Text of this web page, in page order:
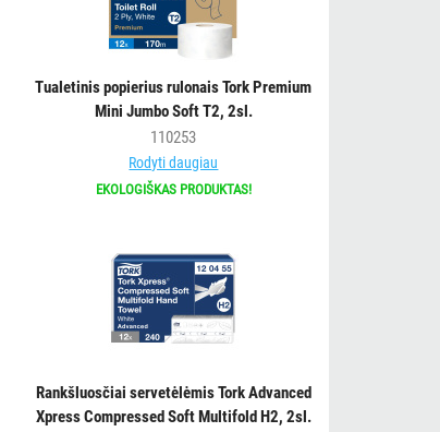
Tualetinis popierius rulonais Tork Premium
Mini Jumbo Soft T2, 2sl.
110253
Rodyti daugiau
EKOLOGIŠKAS PRODUKTAS!
Rankšluosčiai servetėlėmis Tork Advanced
Xpress Compressed Soft Multifold H2, 2sl.